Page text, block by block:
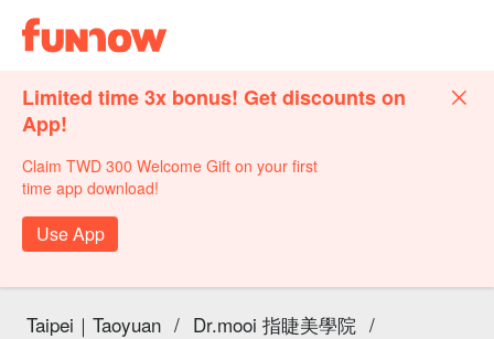
Limited time 3x bonus! Get discounts on
App!
Claim TWD 300 Welcome Gift on your first
time app download!
Use App
Taipei｜Taoyuan / Dr.mooi 指睫美學院 /